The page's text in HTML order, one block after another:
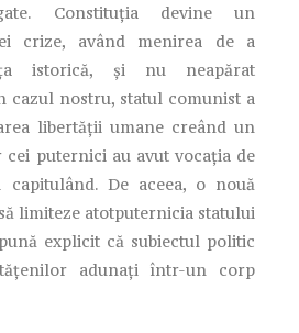
Constituţia devine un
crize, având menirea de a
istorică, şi nu neapărat
cazul nostru, statul comunist a
libertăţii umane creând un
puternici au avut vocaţia de
capitulând. De aceea, o nouă
limiteze atotputernicia statului
explicit că subiectul politic
adunaţi într-un corp